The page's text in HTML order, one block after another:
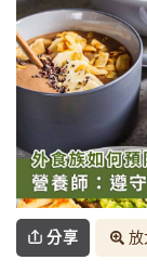
分享 放